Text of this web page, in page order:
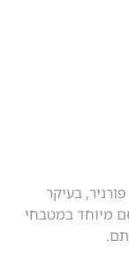
בעיקר
מיוחד במטבחי